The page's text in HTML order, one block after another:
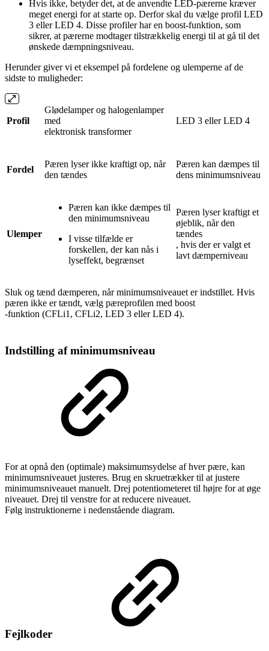
Hvis ikke, betyder det, at de anvendte LED-pærerne kræver
meget energi for at starte op. Derfor skal du vælge profil LED
3 eller LED 4. Disse profiler har en boost-funktion, som
sikrer, at pærerne modtager tilstrækkelig energi til at gå til det
ønskede dæmpningsniveau.
Herunder giver vi et eksempel på fordelene og ulemperne af de
sidste to muligheder:
Profil
Glødelamper og halogenlamper
med
elektronisk transformer
LED 3 eller LED 4
Fordel
Pæren lyser ikke kraftigt op, når
den tændes
Pæren kan dæmpes til
dens minimumsniveau
Ulemper
Pæren kan ikke dæmpes til
den minimumsniveau
I visse tilfælde er
forskellen, der kan nås i
lyseffekt, begrænset
Pæren lyser kraftigt et
øjeblik, når den
tændes
, hvis der er valgt et
lavt dæmperniveau
Sluk og tænd dæmperen, når minimumsniveauet er indstillet. Hvis
pæren ikke er tændt, vælg pæreprofilen med boost
-funktion (CFLi1, CFLi2, LED 3 eller LED 4).
Indstilling af minimumsniveau
For at opnå den (optimale) maksimumsydelse af hver pære, kan
minimumsniveauet justeres. Brug en skruetrækker til at justere
minimumsniveauet manuelt. Drej potentiometeret til højre for at øge
niveauet. Drej til venstre for at reducere niveauet.
Følg instruktionerne i nedenstående diagram.
Fejlkoder